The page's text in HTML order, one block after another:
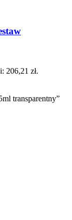
206,21 zł.
transparentny”